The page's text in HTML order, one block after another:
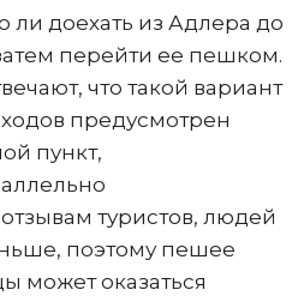
ли доехать из Адлера до
перейти ее пешком.
что такой вариант
предусмотрен
пункт,
туристов, людей
поэтому пешее
может оказаться